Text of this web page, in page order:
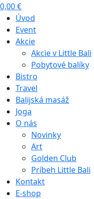
0,00€
Úvod
Event
Akcie
Akcie v Little Bali
Pobytové balíky
Bistro
Travel
Balijská masáž
Joga
O nás
Novinky
Art
Golden Club
Príbeh Little Bali
Kontakt
E-shop